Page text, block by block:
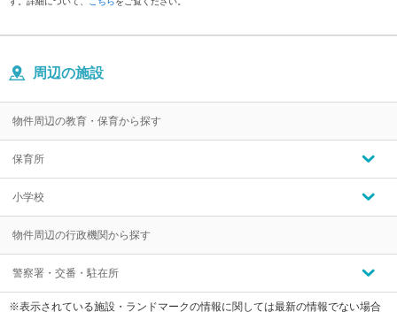
周辺の施設
物件周辺の教育・保育から探す
保育所
小学校
物件周辺の行政機関から探す
警察署・交番・駐在所
※表示されている施設・ランドマークの情報に関しては最新の情報でない場合